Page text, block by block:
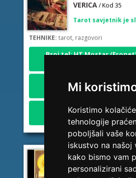
Mi
Koristimo
tehnologije
poboljšali vaše
iskustvo na našoj
kako bismo vam
personalizirani
TEHNIKE:tarot, razgovori
Broj tel: HT Mostar (Eronet)
1,84 KM/min
2,45 KM/min
2,42 KM/min
ELA / Kod 151
Tarot savjetnik je